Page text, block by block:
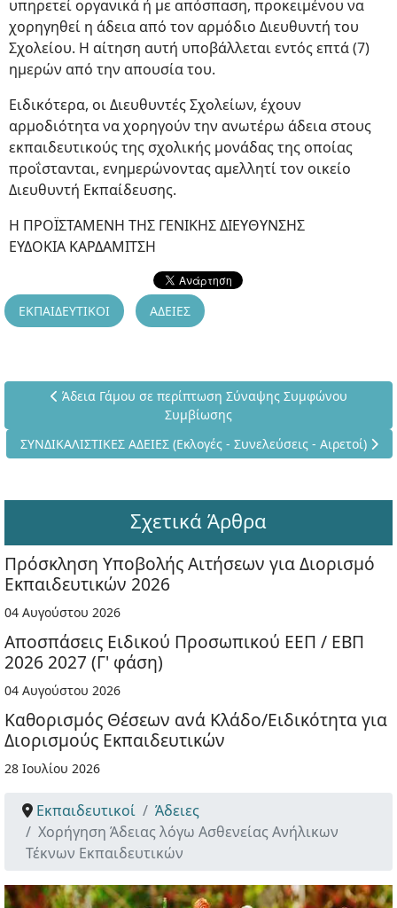
υπηρετεί οργανικά ή με απόσπαση, προκειμένου να
χορηγηθεί η άδεια από τον αρμόδιο Διευθυντή του
Σχολείου. Η αίτηση αυτή υποβάλλεται εντός επτά (7)
ημερών από την απουσία του.
Ειδικότερα, οι Διευθυντές Σχολείων, έχουν
αρμοδιότητα να χορηγούν την ανωτέρω άδεια στους
εκπαιδευτικούς της σχολικής μονάδας της οποίας
προΐστανται, ενημερώνοντας αμελλητί τον οικείο
Διευθυντή Εκπαίδευσης.
Η ΠΡΟΪΣΤΑΜΕΝΗ ΤΗΣ ΓΕΝΙΚΗΣ ΔΙΕΥΘΥΝΣΗΣ
ΕΥΔΟΚΙΑ ΚΑΡΔΑΜΙΤΣΗ
ΕΚΠΑΙΔΕΥΤΙΚΟΙ ΑΔΕΙΕΣ
Προηγούμενο άρθρο: Άδεια Γάμου σε περίπτωση
Άδεια Γάμου σε περίπτωση Σύναψης Συμφώνου
Συμβίωσης
Επόμενο άρθρο: ΣΥΝΔΙΚΑΛΙΣΤΙΚΕΣ ΑΔΕΙΕΣ (Εκλογές -
ΣΥΝΔΙΚΑΛΙΣΤΙΚΕΣ ΑΔΕΙΕΣ (Εκλογές - Συνελεύσεις - Αιρετοί)
Σχετικά Άρθρα
Πρόσκληση Υποβολής Αιτήσεων για Διορισμό
Εκπαιδευτικών 2026
04 Αυγούστου 2026
Αποσπάσεις Ειδικού Προσωπικού ΕΕΠ / ΕΒΠ
2026 2027 (Γ' φάση)
04 Αυγούστου 2026
Καθορισμός Θέσεων ανά Κλάδο/Ειδικότητα για
Διορισμούς Εκπαιδευτικών
28 Ιουλίου 2026
Εκπαιδευτικοί
Άδειες
Χορήγηση Άδειας λόγω Ασθενείας Ανήλικων
Τέκνων Εκπαιδευτικών